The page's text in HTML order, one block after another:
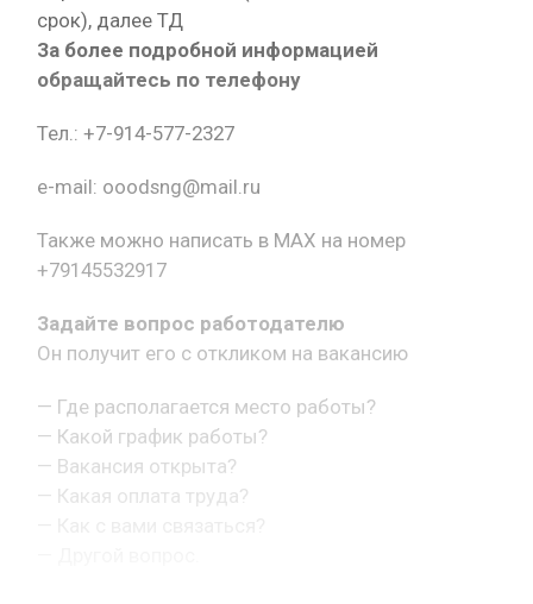
срок), далее ТД
За более подробной информацией
обращайтесь по телефону
Тел.: +7-914-577-2327
e-mail: ooodsng@mail.ru
Также можно написать в MAX на номер
+79145532917
Задайте вопрос работодателю
Он получит его с откликом на вакансию
— Где располагается место работы?
— Какой график работы?
— Вакансия открыта?
— Какая оплата труда?